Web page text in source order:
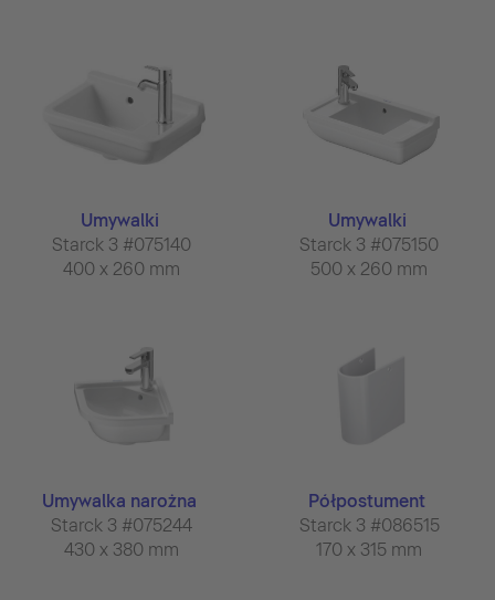
Umywalki
Starck 3 #075140
400 x 260 mm
Umywalki
Starck 3 #075150
500 x 260 mm
Umywalka narożna
Starck 3 #075244
430 x 380 mm
Półpostument
Starck 3 #086515
170 x 315 mm